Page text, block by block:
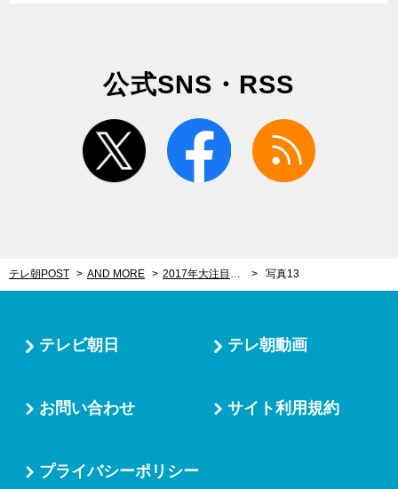
公式SNS・RSS
twitter facebook
テレ朝POST AND MORE 写真13
テレビ朝日 テレ朝動画
お問い合わせ サイト利用規約
プライバシーポリシー